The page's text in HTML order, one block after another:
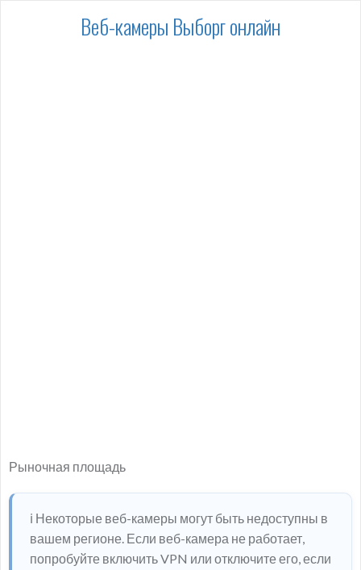
Веб-камеры Выборг онлайн
Рыночная площадь
ℹ️ Некоторые веб-камеры могут быть недоступны в
вашем регионе. Если веб-камера не работает,
попробуйте включить VPN или отключите его, если